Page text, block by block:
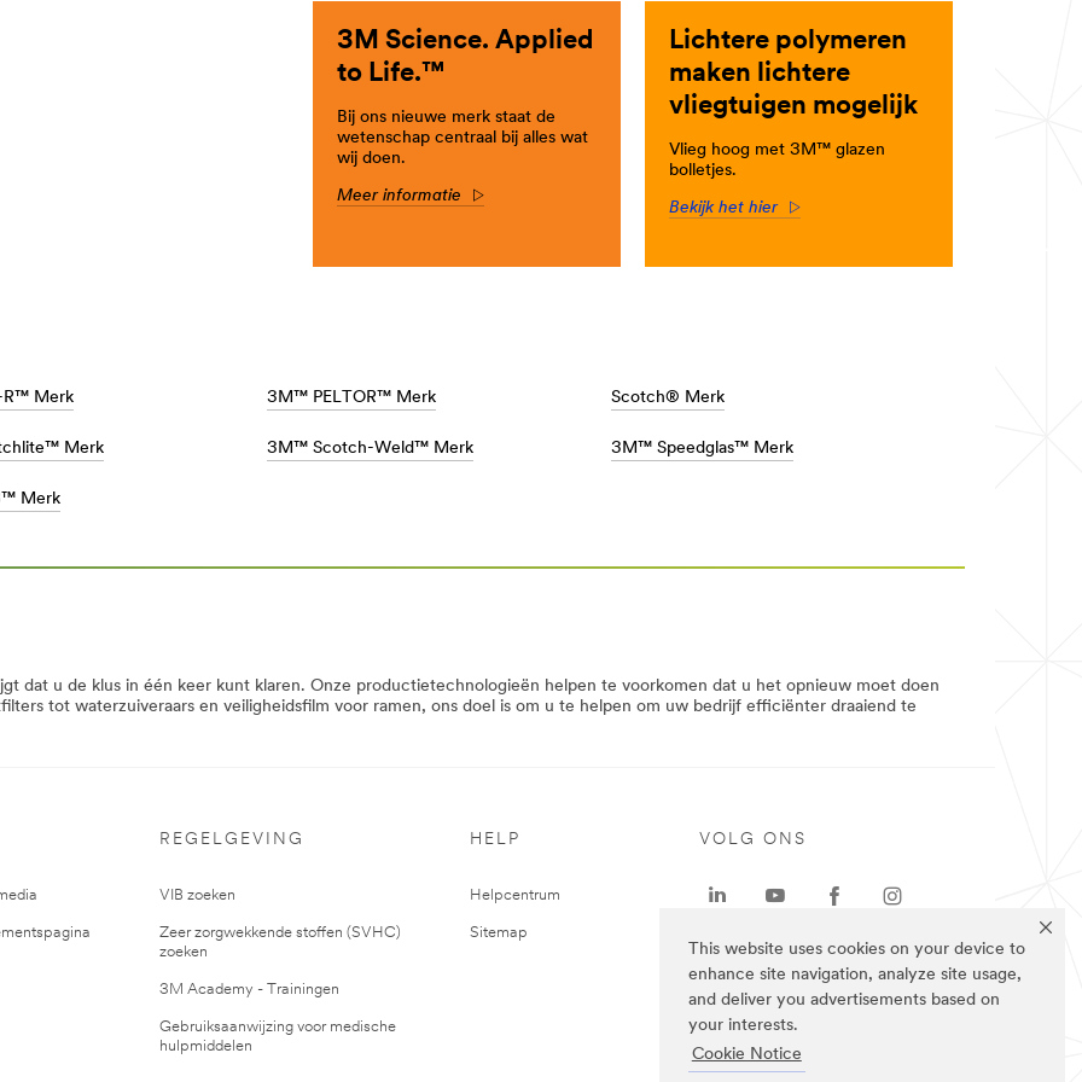
This website uses cookies on your device to
enhance site navigation, analyze site usage,
and deliver you advertisements based on
your interests.
Cookie Notice
3M Science. Applied
to Life.™
Bij ons nieuwe merk staat de
wetenschap centraal bij alles wat
wij doen.
Meer informatie
Lichtere polymeren
maken lichtere
vliegtuigen mogelijk
Vlieg hoog met 3M™ glazen
bolletjes.
Bekijk het hier
Merk 3M™ PELTOR™ Merk Scotch® Merk
Merk 3M™ Scotch-Weld™ Merk 3M™ Speedglas™ Merk
Merk
dat u de klus in één keer kunt klaren. Onze productietechnologieën helpen te voorkomen dat u het opnieuw moet doen
tot waterzuiveraars en veiligheidsfilm voor ramen, ons doel is om u te helpen om uw bedrijf efficiënter draaiend te
REGELGEVING
VIB zoeken
Zeer zorgwekkende stoffen (SVHC)
zoeken
3M Academy - Trainingen
Gebruiksaanwijzing voor medische
hulpmiddelen
HELP
Helpcentrum
Sitemap
VOLG ONS